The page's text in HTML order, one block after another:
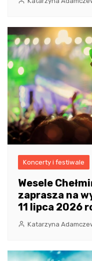
Koncerty i festiwale
Wesele
zaprasza na
11 lipca 2026
Katarzyna